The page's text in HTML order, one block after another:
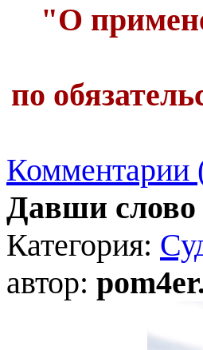
"О
по
Комментарии
Давши слово
Категория:
автор: